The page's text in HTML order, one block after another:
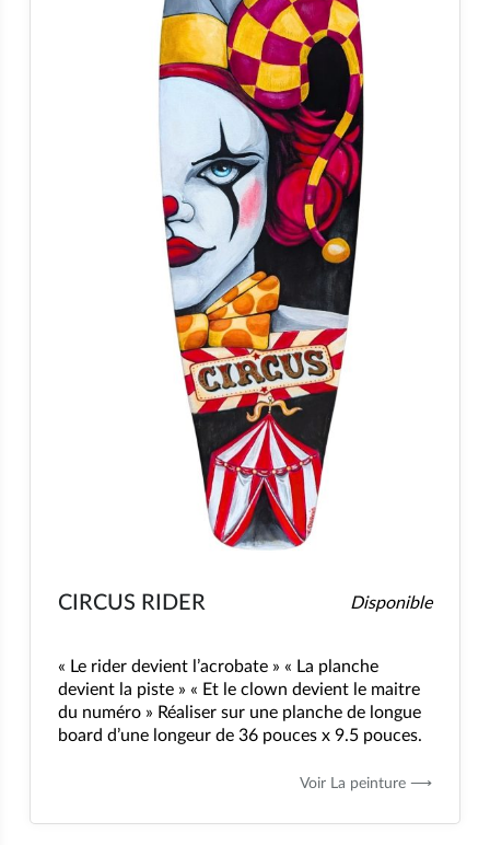
CIRCUS RIDER Disponible
« Le rider devient l’acrobate » « La planche
devient la piste » « Et le clown devient le maitre
du numéro » Réaliser sur une planche de longue
board d’une longeur de 36 pouces x 9.5 pouces.
Voir La peinture ⟶